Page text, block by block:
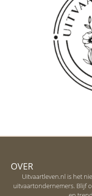
OVER
Uitvaartleven.nl is het
uitvaartondernemers. Blijf